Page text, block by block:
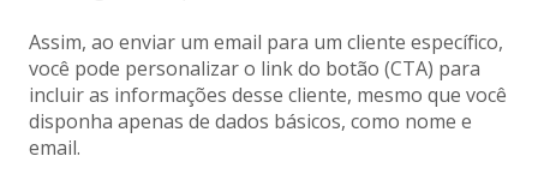
Assim, ao enviar um email para um cliente específico,
você pode personalizar o link do botão (CTA) para
incluir as informações desse cliente, mesmo que você
disponha apenas de dados básicos, como nome e
email.